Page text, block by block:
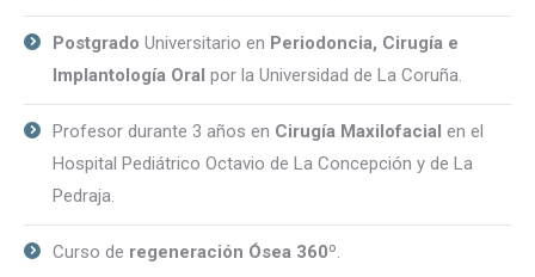
Postgrado Universitario en Periodoncia, Cirugía e
Implantología Oral por la Universidad de La Coruña.
Profesor durante 3 años en Cirugía Maxilofacial en el
Hospital Pediátrico Octavio de La Concepción y de La
Pedraja.
Curso de regeneración Ósea 360º.